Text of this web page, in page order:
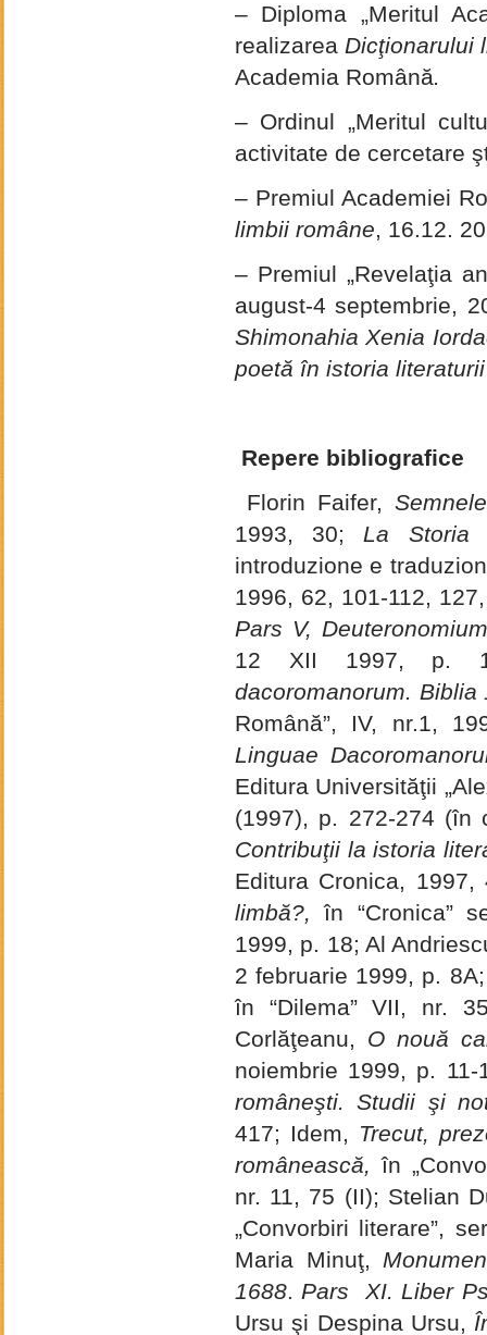
– Diploma „Meritul
realizareaDicţionarului
Academia Română.
– Ordinul „Meritul
activitate de cercetare
– Premiul Academiei
limbii române, 16.12.
– Premiul „Revelaţia
august-4 septembrie,
Shimonahia Xenia
poetă în istoria
Repere bibliografice
Florin Faifer,
1993, 30;La Storia
introduzione e
1996, 62, 101-112,
Pars V,
12 XII 1997, p.
dacoromanorum. Biblia
Română”, IV, nr.1,
Linguae
Editura Universităţii
(1997), p. 272-274 (în
Contribuţii la istoria
Editura Cronica,
limbă?, în “Cronica”
1999, p. 18; Al
2 februarie 1999, p.
în “Dilema” VII, nr.
Corlăţeanu, O nouă
noiembrie 1999, p. 11-
româneşti. Studii şi
417; Idem, Trecut,
românească,în
nr. 11, 75 (II); Stelian
„Convorbiri literare”,
Maria Minuţ,
1688.Pars XI. Liber
Ursu şi Despina Ursu,